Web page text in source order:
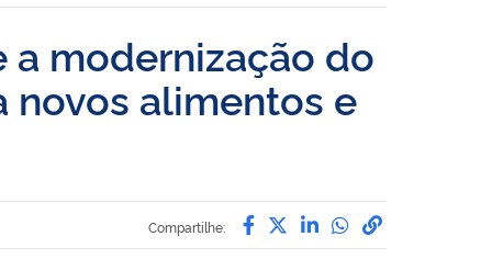
a modernização do
alimentos e
Compartilhe: Compartilhe por
Compartilhe por
Compartilhe por
Compartilhe
link para